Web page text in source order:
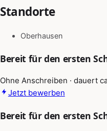
Standorte
Oberhausen
Bereit für den ersten
Ohne Anschreiben · dauert
Jetzt bewerben
Bereit für den ersten